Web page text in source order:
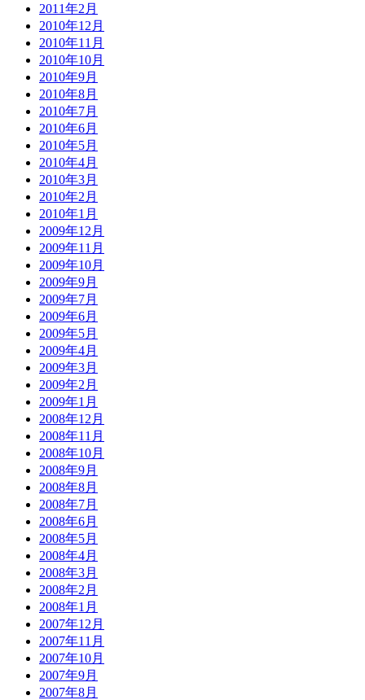
2011年2月
2010年12月
2010年11月
2010年10月
2010年9月
2010年8月
2010年7月
2010年6月
2010年5月
2010年4月
2010年3月
2010年2月
2010年1月
2009年12月
2009年11月
2009年10月
2009年9月
2009年7月
2009年6月
2009年5月
2009年4月
2009年3月
2009年2月
2009年1月
2008年12月
2008年11月
2008年10月
2008年9月
2008年8月
2008年7月
2008年6月
2008年5月
2008年4月
2008年3月
2008年2月
2008年1月
2007年12月
2007年11月
2007年10月
2007年9月
2007年8月